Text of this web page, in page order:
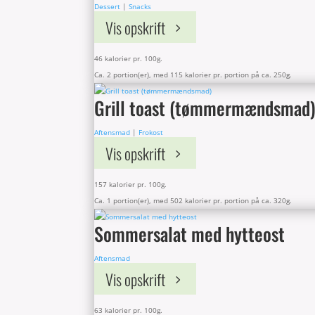
Dessert | Snacks
Vis opskrift
46 kalorier pr. 100g.
Ca. 2 portion(er), med 115 kalorier pr. portion på ca. 250g.
Grill toast
Aftensmad | Frokost
Vis opskrift
157 kalorier pr. 100g.
Ca. 1 portion(er), med 502 kalorier pr. portion på ca. 320g.
Sommersalat med hytteost
Aftensmad
Vis opskrift
63 kalorier pr. 100g.